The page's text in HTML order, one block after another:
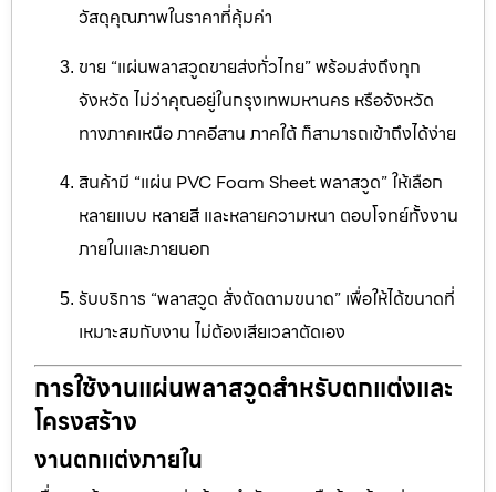
วัสดุคุณภาพในราคาที่คุ้มค่า
ขาย “แผ่นพลาสวูดขายส่งทั่วไทย” พร้อมส่งถึงทุก
จังหวัด ไม่ว่าคุณอยู่ในกรุงเทพมหานคร หรือจังหวัด
ทางภาคเหนือ ภาคอีสาน ภาคใต้ ก็สามารถเข้าถึงได้ง่าย
สินค้ามี “แผ่น PVC Foam Sheet พลาสวูด” ให้เลือก
หลายแบบ หลายสี และหลายความหนา ตอบโจทย์ทั้งงาน
ภายในและภายนอก
รับบริการ “พลาสวูด สั่งตัดตามขนาด” เพื่อให้ได้ขนาดที่
เหมาะสมกับงาน ไม่ต้องเสียเวลาตัดเอง
การใช้งานแผ่นพลาสวูดสำหรับตกแต่งและ
โครงสร้าง
งานตกแต่งภายใน